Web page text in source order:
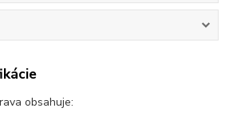
obsahuje: